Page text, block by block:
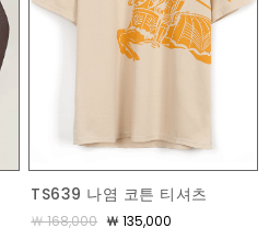
TS639 나염 코튼 티셔츠
￦ 168,000 ￦ 135,000